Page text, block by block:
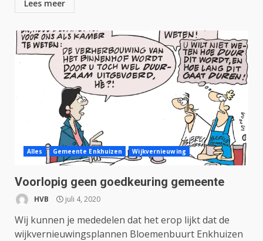
Lees meer
Alles Gemeente Enkhuizen Wijkvernieuwing
Voorlopig geen goedkeuring gemeente
HVB juli 4, 2020
Wij kunnen je mededelen dat het erop lijkt dat de
wijkvernieuwingsplannen Bloemenbuurt Enkhuizen